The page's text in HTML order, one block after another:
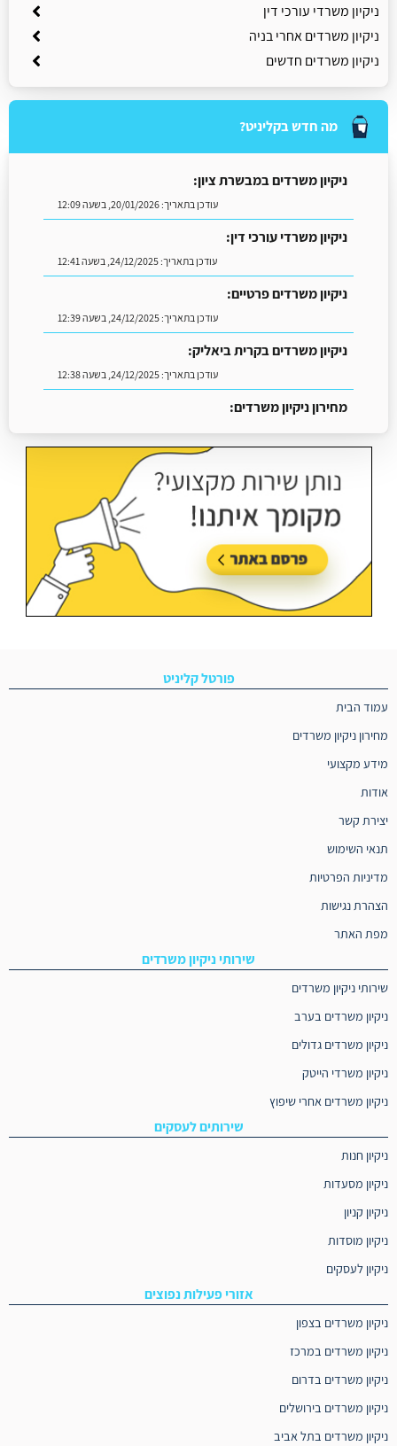
ניקיון משרדי עורכי דין
ניקיון משרדים אחרי בניה
ניקיון משרדים חדשים
מה חדש בקליניט?
ניקיון משרדים במבשרת ציון:
עודכן בתאריך:20/01/2026, בשעה 12:09
ניקיון משרדי עורכי דין:
עודכן בתאריך:24/12/2025, בשעה 12:41
ניקיון משרדים פרטיים:
עודכן בתאריך:24/12/2025, בשעה 12:39
ניקיון משרדים בקרית ביאליק:
עודכן בתאריך:24/12/2025, בשעה 12:38
מחירון ניקיון משרדים:
עודכן בתאריך:18/05/2026, בשעה 13:13
פורטל קליניט
עמוד הבית
מחירון ניקיון משרדים
מידע מקצועי
אודות
יצירת קשר
תנאי השימוש
מדיניות הפרטיות
הצהרת נגישות
מפת האתר
שירותי ניקיון משרדים
שירותי ניקיון משרדים
ניקיון משרדים בערב
ניקיון משרדים גדולים
ניקיון משרדי הייטק
ניקיון משרדים אחרי שיפוץ
שירותים לעסקים
ניקיון חנות
ניקיון מסעדות
ניקיון קניון
ניקיון מוסדות
ניקיון לעסקים
אזורי פעילות נפוצים
ניקיון משרדים בצפון
ניקיון משרדים במרכז
ניקיון משרדים בדרום
ניקיון משרדים בירושלים
ניקיון משרדים בתל אביב